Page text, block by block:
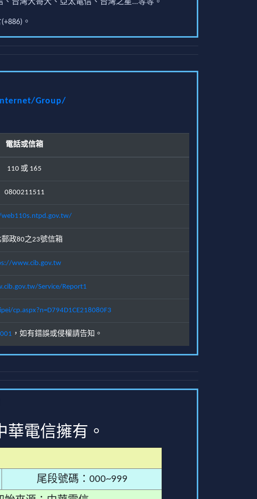
台灣大哥大、亞太電信、台灣之星...等等。
。
Group/
電話或信箱
110 或 165
0800211511
郵政80之23號信箱
www.cib.gov.tw
Service/Report1
cp.aspx?n=D794D1CE218080F3
，如有錯誤或侵權請告知。
電信擁有。
尾段號碼：000~999